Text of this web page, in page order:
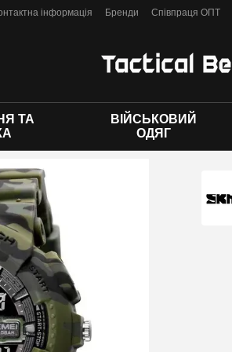
інформація Бренди Співпраця ОПТ
ТА
ВІЙСЬКОВИЙ
ОДЯГ